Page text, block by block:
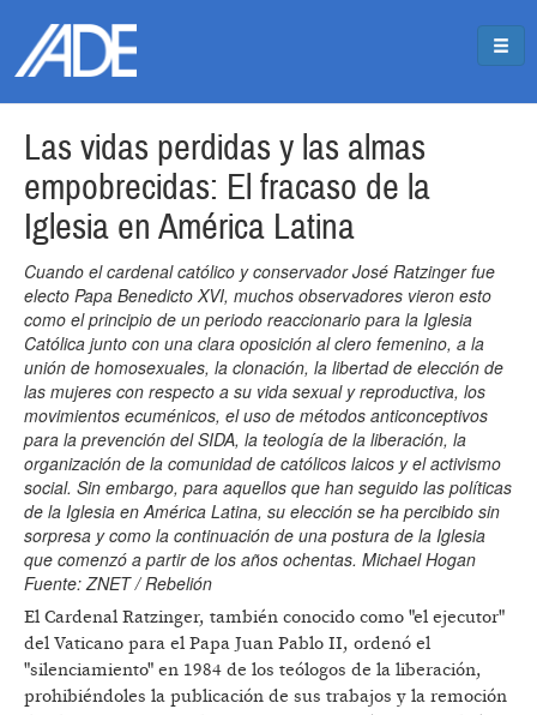
Las vidas perdidas y las almas
empobrecidas: El fracaso de la
Iglesia en América Latina
Cuando el cardenal católico y conservador José Ratzinger fue
electo Papa Benedicto XVI, muchos observadores vieron esto
como el principio de un periodo reaccionario para la Iglesia
Católica junto con una clara oposición al clero femenino, a la
unión de homosexuales, la clonación, la libertad de elección de
las mujeres con respecto a su vida sexual y reproductiva, los
movimientos ecuménicos, el uso de métodos anticonceptivos
para la prevención del SIDA, la teología de la liberación, la
organización de la comunidad de católicos laicos y el activismo
social. Sin embargo, para aquellos que han seguido las políticas
de la Iglesia en América Latina, su elección se ha percibido sin
sorpresa y como la continuación de una postura de la Iglesia
que comenzó a partir de los años ochentas. Michael Hogan
Fuente: ZNET / Rebelión
El Cardenal Ratzinger, también conocido como "el ejecutor"
del Vaticano para el Papa Juan Pablo II, ordenó el
"silenciamiento" en 1984 de los teólogos de la liberación,
prohibiéndoles la publicación de sus trabajos y la remoción